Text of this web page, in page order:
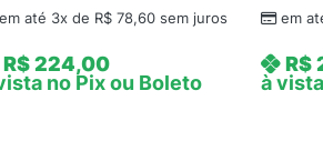
em até 3x de R$78,60sem juros
R$224,00
no Pix ou Boleto
em
R$
à